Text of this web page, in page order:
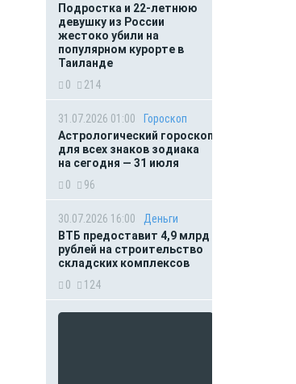
Подростка и 22-летнюю
девушку из России
жестоко убили на
популярном курорте в
Таиланде
0
214
31.07.2026 01:00
Гороскоп
Астрологический гороскоп
для всех знаков зодиака
на сегодня — 31 июля
0
96
30.07.2026 16:00
Деньги
ВТБ предоставит 4,9 млрд
рублей на строительство
складских комплексов
0
124